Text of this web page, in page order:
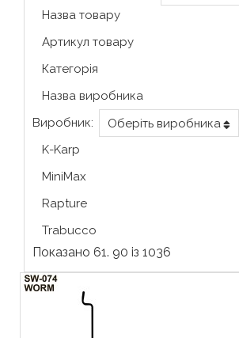
Назва товару
Артикул товару
Категорія
Назва виробника
Виробник:
Оберіть виробника
K-Karp
MiniMax
Rapture
Trabucco
Показано 61. 90 із 1036